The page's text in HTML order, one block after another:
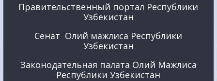
Правительственный портал Республики
Узбекистан
Сенат Олий мажлиса Республики
Узбекистан
Законодательная палата Олий Мажлиса
Республики Узбекистан